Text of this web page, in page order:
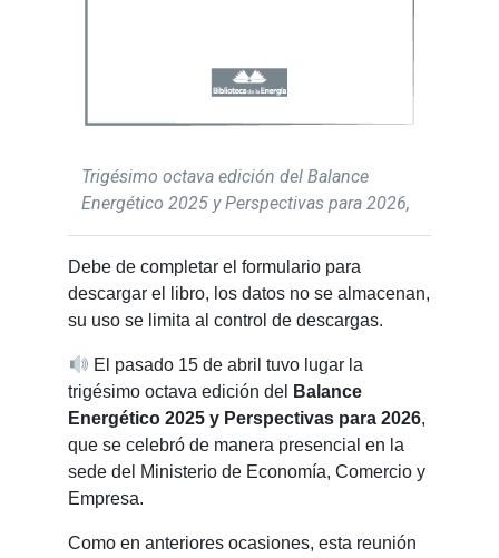
Trigésimo octava edición del Balance
Energético 2025 y Perspectivas para 2026,
Debe de completar el formulario para
descargar el libro, los datos no se almacenan,
su uso se limita al control de descargas.
El pasado 15 de abril tuvo lugar la
trigésimo octava edición del
Balance
Energético 2025 y Perspectivas para 2026,
que se celebró de manera presencial en la
sede del Ministerio de Economía, Comercio y
Empresa.
Como en anteriores ocasiones, esta reunión